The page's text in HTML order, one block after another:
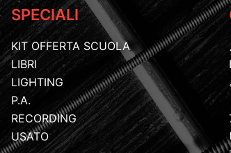
SPECIALI
KIT OFFERTA SCUOLA
LIBRI
LIGHTING
P.A.
RECORDING
USATO